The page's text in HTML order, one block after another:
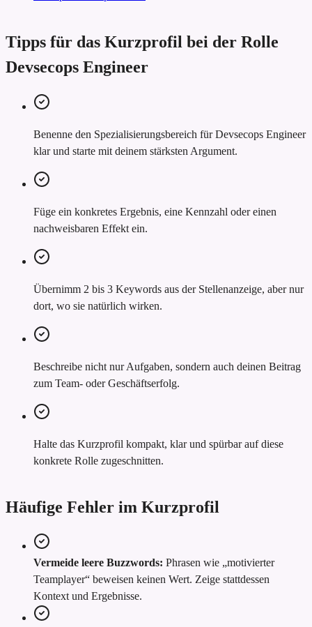
Tipps für das Kurzprofil bei der Rolle
Devsecops Engineer
Benenne den Spezialisierungsbereich für Devsecops Engineer
klar und starte mit deinem stärksten Argument.
Füge ein konkretes Ergebnis, eine Kennzahl oder einen
nachweisbaren Effekt ein.
Übernimm 2 bis 3 Keywords aus der Stellenanzeige, aber nur
dort, wo sie natürlich wirken.
Beschreibe nicht nur Aufgaben, sondern auch deinen Beitrag
zum Team- oder Geschäftserfolg.
Halte das Kurzprofil kompakt, klar und spürbar auf diese
konkrete Rolle zugeschnitten.
Häufige Fehler im Kurzprofil
Vermeide leere Buzzwords: Phrasen wie „motivierter
Teamplayer“ beweisen keinen Wert. Zeige stattdessen
Kontext und Ergebnisse.